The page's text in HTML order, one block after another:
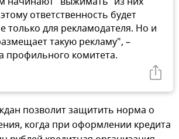
ответственность будет
только для рекламодателя. Но и
такую рекламу", –
профильного комитета.
позволит защитить норма о
когда при оформлении кредита